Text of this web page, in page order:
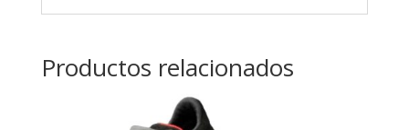
Productos relacionados